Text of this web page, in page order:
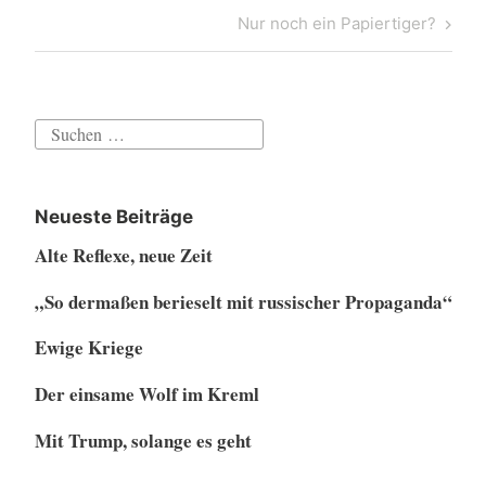
Next
Post
Nur noch ein Papiertiger?
Suchen
Neueste Beiträge
Alte Reflexe, neue Zeit
„So dermaßen berieselt mit russischer Propaganda“
Ewige Kriege
Der einsame Wolf im Kreml
Mit Trump, solange es geht